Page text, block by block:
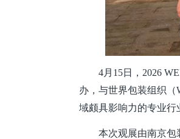
4月15日，2026
办，与世界包装组织
域颇具影响力的专业行
本次观展由南京包